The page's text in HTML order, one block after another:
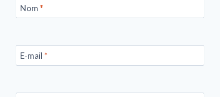
Nom *
E-mail *